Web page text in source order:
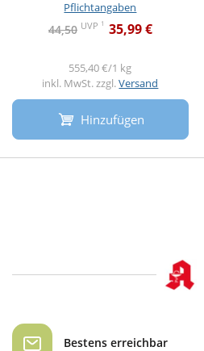
Pflichtangaben
44,50 UVP 1 35,99 €
555,40 €/1 kg
inkl. MwSt. zzgl.Versand
Hinzufügen
Bestens erreichbar